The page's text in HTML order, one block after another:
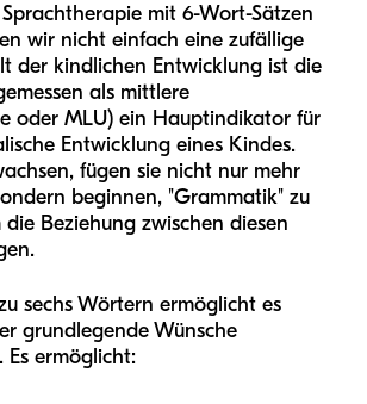
mit 6-Wort-Sätzen
wir nicht einfach eine zufällige
der kindlichen Entwicklung ist die
als mittlere
oder MLU) ein Hauptindikator für
Entwicklung eines Kindes.
fügen sie nicht nur mehr
beginnen, "Grammatik" zu
Beziehung zwischen diesen
sechs Wörtern ermöglicht es
grundlegende Wünsche
Es ermöglicht: